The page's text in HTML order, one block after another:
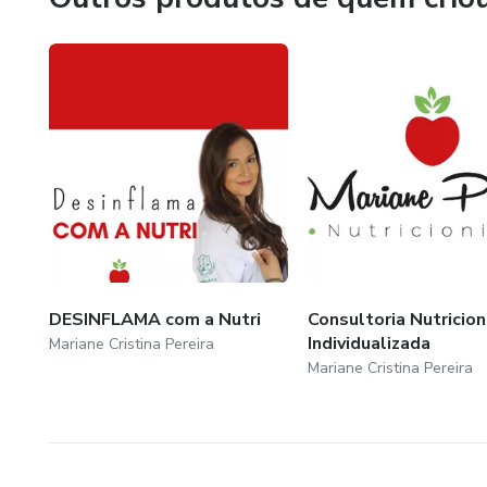
DESINFLAMA com a Nutri
Mariane Cristina Pereira
Consultoria
Individualizada
Mariane Cristina Pereira